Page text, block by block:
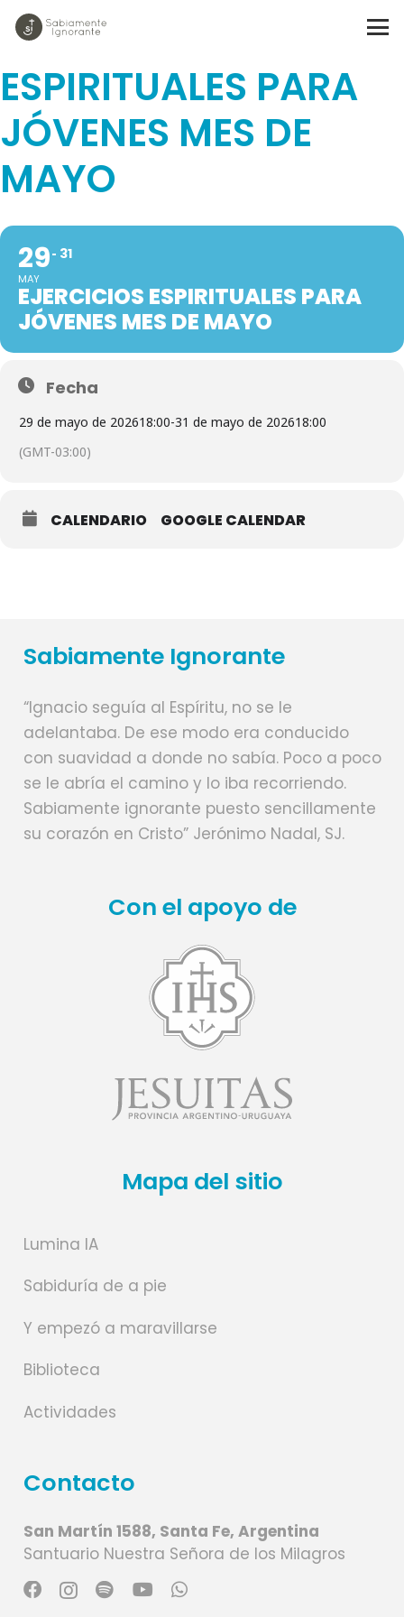
EJERCICIOS
ESPIRITUALES PARA
JÓVENES MES DE
MAYO
29
MAY
31
EJERCICIOS ESPIRITUALES PARA
JÓVENES MES DE MAYO
Fecha
29 de mayo de 202618:00-31 de mayo de 202618:00
(GMT-03:00)
CALENDARIO GOOGLE CALENDAR
Sabiamente Ignorante
“Ignacio seguía al Espíritu, no se le
adelantaba. De ese modo era conducido
con suavidad a donde no sabía. Poco a poco
se le abría el camino y lo iba recorriendo.
Sabiamente ignorante puesto sencillamente
su corazón en Cristo” Jerónimo Nadal, SJ.
Con el apoyo de
Mapa del sitio
Lumina IA
Sabiduría de a pie
Y empezó a maravillarse
Biblioteca
Actividades
Contacto
San Martín 1588, Santa Fe, Argentina
Santuario Nuestra Señora de los Milagros